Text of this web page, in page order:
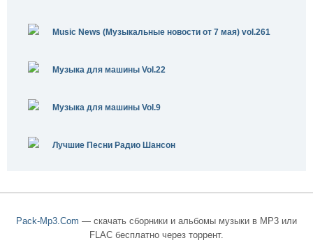
Music News (Музыкальные новости от 7 мая) vol.261
Музыка для машины Vol.22
Музыка для машины Vol.9
Лучшие Песни Радио Шансон
Pack-Mp3.Com — скачать сборники и альбомы музыки в MP3 или
FLAC бесплатно через торрент.